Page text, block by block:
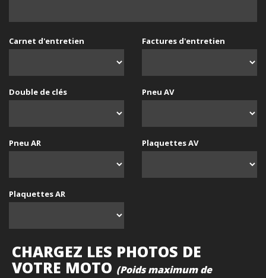
Carnet d'entretien Factures d'entretien
Double de clés Pneu AV
Pneu AR Plaquettes AV
Plaquettes AR
CHARGEZ LES PHOTOS DE
VOTRE MOTO (Poids maximum de